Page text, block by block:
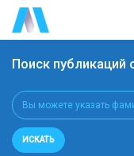
Поиск публикаций
ИСКАТЬ